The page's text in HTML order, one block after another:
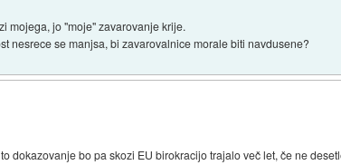
mojega, jo "moje" zavarovanje krije.
nesrece se manjsa, bi zavarovalnice morale biti navdusene?
dokazovanje bo pa skozi EU birokracijo trajalo več let, če ne